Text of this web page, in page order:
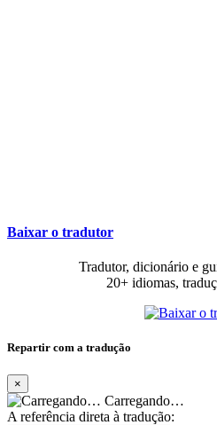
Baixar o tradutor
Tradutor, dicionário e
20+ idiomas,
Repartir com a tradução
×
Carregando…
A referência direta à tradução: